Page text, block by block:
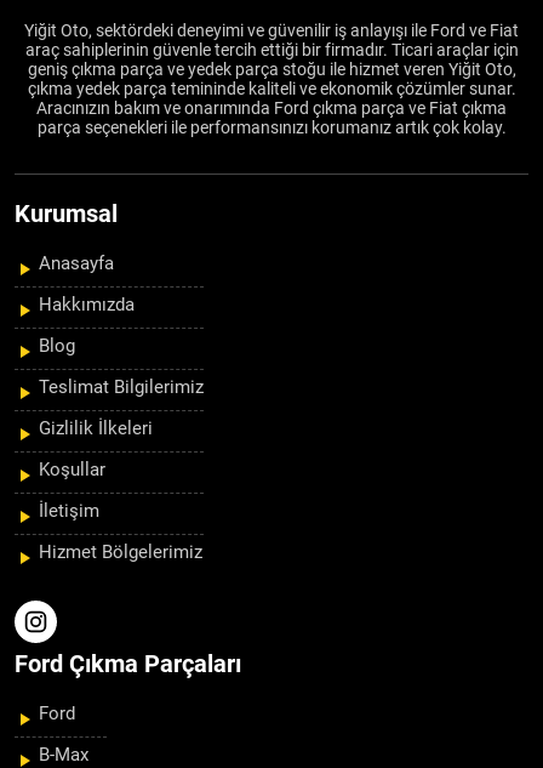
Yiğit Oto, sektördeki deneyimi ve güvenilir iş anlayışı ile Ford ve Fiat
araç sahiplerinin güvenle tercih ettiği bir firmadır. Ticari araçlar için
geniş çıkma parça ve yedek parça stoğu ile hizmet veren Yiğit Oto,
çıkma yedek parça temininde kaliteli ve ekonomik çözümler sunar.
Aracınızın bakım ve onarımında Ford çıkma parça ve Fiat çıkma
parça seçenekleri ile performansınızı korumanız artık çok kolay.
Kurumsal
Anasayfa
Hakkımızda
Blog
Teslimat Bilgilerimiz
Gizlilik İlkeleri
Koşullar
İletişim
Hizmet Bölgelerimiz
Ford Çıkma Parçaları
Ford
B-Max